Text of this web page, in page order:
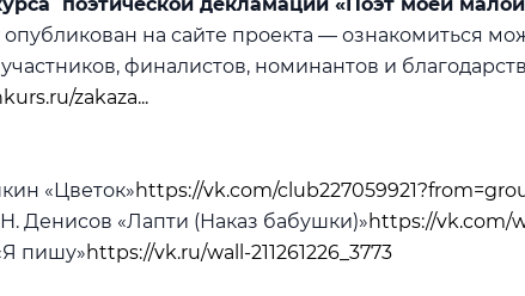
опубликован на сайте проекта — ознакомиться
участников, финалистов, номинантов и
zakaza...
«Цветок»https://vk.com/
Денисов «Лапти (Наказ бабушки)»https://vk.com/
пишу»https://vk.ru/wall-211261226_3773